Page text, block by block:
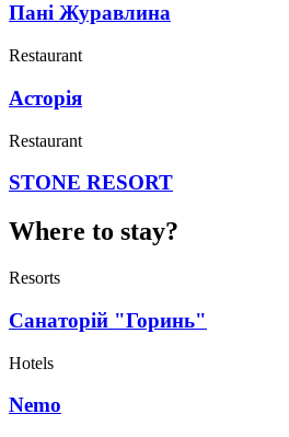
Пані Журавлина
Restaurant
Асторія
Restaurant
STONE RESORT
Where to stay?
Resorts
Санаторій "Горинь"
Hotels
Nemo